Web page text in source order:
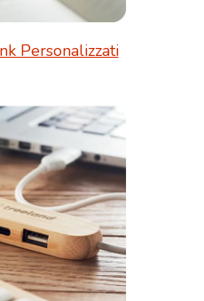
Personalizzati